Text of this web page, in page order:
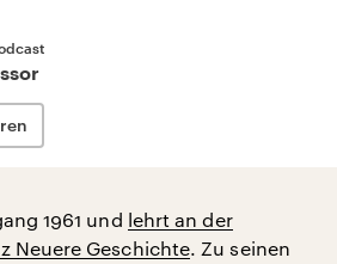
1961 und lehrt an der
Neuere Geschichte. Zu seinen